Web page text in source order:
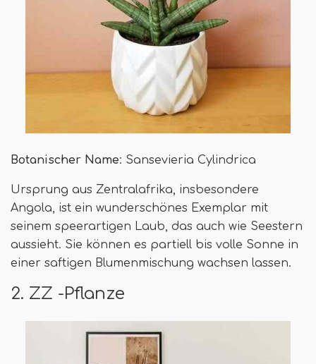
Botanischer Name: Sansevieria Cylindrica
Ursprung aus Zentralafrika, insbesondere
Angola, ist ein wunderschönes Exemplar mit
seinem speerartigen Laub, das auch wie Seestern
aussieht. Sie können es partiell bis volle Sonne in
einer saftigen Blumenmischung wachsen lassen.
2. ZZ -Pflanze